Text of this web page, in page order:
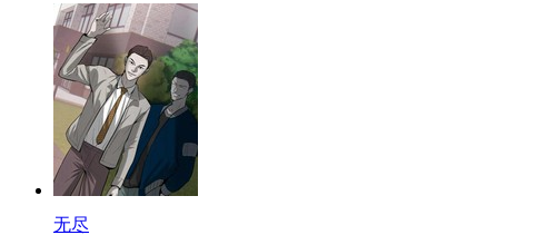
无尽